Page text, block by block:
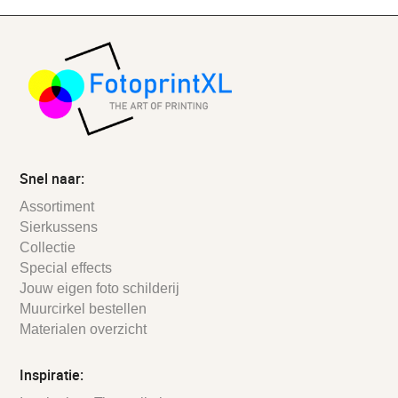
Snel naar:
Assortiment
Sierkussens
Collectie
Special effects
Jouw eigen foto schilderij
Muurcirkel bestellen
Materialen overzicht
Inspiratie: